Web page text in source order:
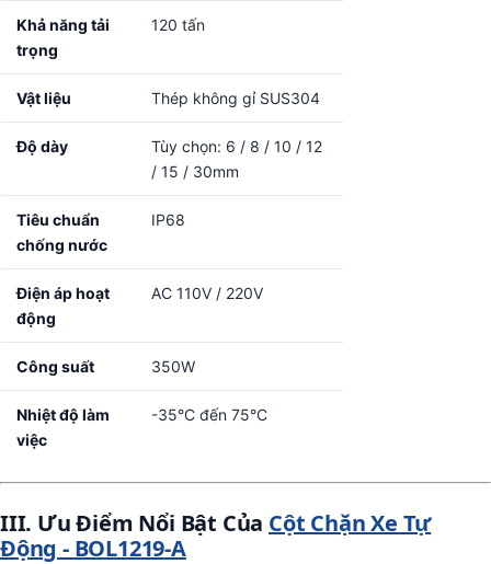
Khả năng tải
trọng
120 tấn
Vật liệu Thép không gỉ SUS304
Độ dày
Tùy chọn: 6 / 8 / 10 / 12
/ 15 / 30mm
Tiêu chuẩn
chống nước
IP68
Điện áp hoạt
động
AC 110V / 220V
Công suất 350W
Nhiệt độ làm
việc
-35°C đến 75°C
III. Ưu Điểm Nổi Bật Của Cột Chặn Xe Tự
Động - BOL1219-A